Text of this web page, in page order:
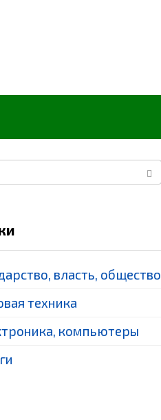
власть, общество
техника
компьютеры